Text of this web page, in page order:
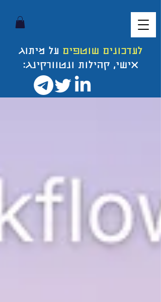
לעדכונים שוטפים על מיתוג
אישי, קהילות ונטוורקינג: